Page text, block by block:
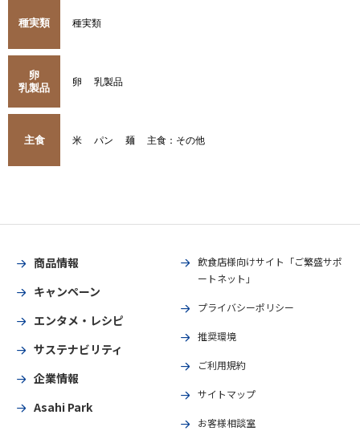
種実類 種実類
卵
乳製品
卵 乳製品
主食 米 パン 麺 主食：その他
商品情報
キャンペーン
エンタメ・レシピ
サステナビリティ
企業情報
Asahi Park
飲食店様向けサイト「ご繁盛サポ
ートネット」
プライバシーポリシー
推奨環境
ご利用規約
サイトマップ
お客様相談室